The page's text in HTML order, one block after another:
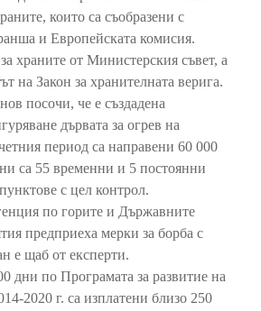
които са съобразени с
и Европейската комисия.
храните от Министерския съвет, а
на Закон за хранителната верига.
посочи, че е създадена
дървата за огрев на
период са направени 60 000
са 55 временни и 5 постоянни
с цел контрол.
по горите и Държавните
предприеха мерки за борба с
е щаб от експерти.
дни по Програмата за развитие на
2020 г. са изплатени близо 250